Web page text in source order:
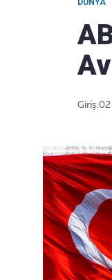
DÜNYA
Giriş:02